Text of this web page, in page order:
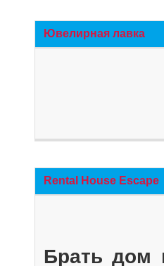
Ювелирная лавка
Rental House Escape
Брать дом